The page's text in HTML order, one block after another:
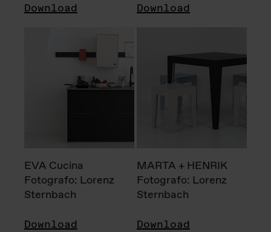
Download Download
EVA Cucina
Fotografo: Lorenz
Sternbach
Download
MARTA + HENRIK
Fotografo: Lorenz
Sternbach
Download